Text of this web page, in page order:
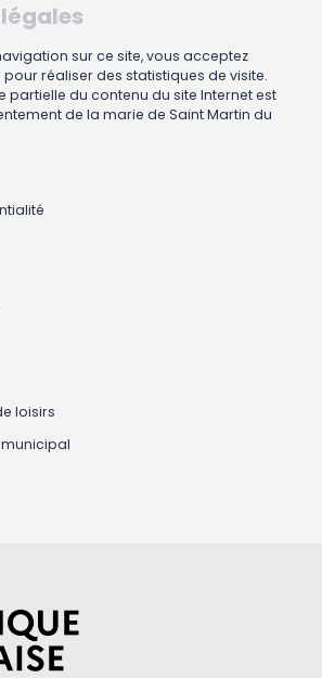
sur ce site, vous acceptez
pour réaliser des statistiques de visite.
partielle du contenu du site Internet est
de la marie de Saint Martin du
loisirs